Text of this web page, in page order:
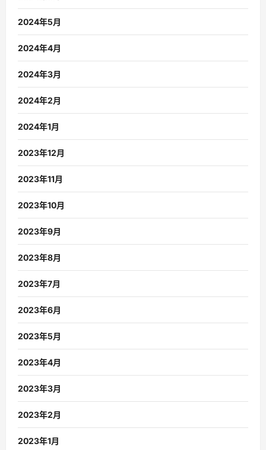
2024年5月
2024年4月
2024年3月
2024年2月
2024年1月
2023年12月
2023年11月
2023年10月
2023年9月
2023年8月
2023年7月
2023年6月
2023年5月
2023年4月
2023年3月
2023年2月
2023年1月